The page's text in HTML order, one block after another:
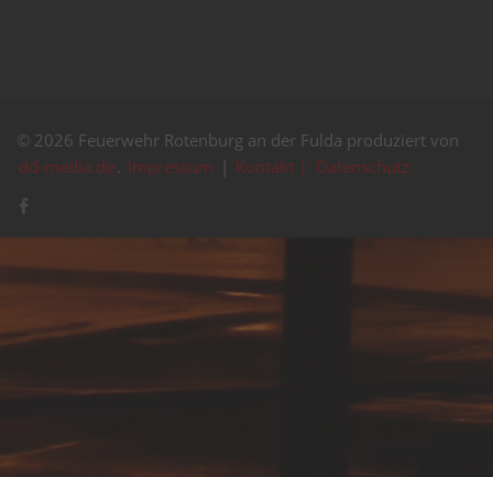
© 2026 Feuerwehr Rotenburg an der Fulda produziert von
dd-media.de. Impressum | Kontakt | Datenschutz